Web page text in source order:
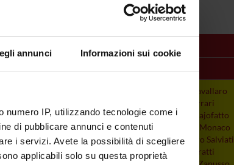
annunci Informazioni sui cookie
IP, utilizzando tecnologie come i
di pubblicare annunci e contenuti
i servizi. Avete la possibilità di scegliere
applicabili solo su questa proprietà
Tiziana Cavallaro
Sergio Ferrari
Alberto Gajofatto
Salvatore Monaco
Alessandro Salviati
Marco Turatti